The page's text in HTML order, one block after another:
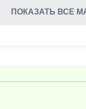
ПОКАЗАТЬ ВСЕ